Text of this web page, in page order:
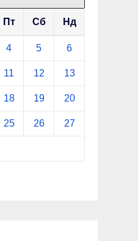
Пт Сб Нд
4 5 6
11 12 13
18 19 20
25 26 27